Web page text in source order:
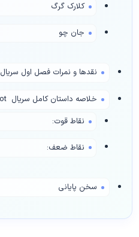
کلارک گرگ
جان چو
نقدها و نمرات فصل اول سریال Murderbot
خلاصه داستان کامل سریال Murderbot توسط تاپ ناز
نقاط قوت:
نقاط ضعف:
سخن پایانی